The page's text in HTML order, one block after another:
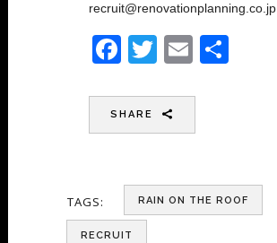
recruit@renovationplanning.co.jp
Facebook
TwitterEmail
SHARE
TAGS: RAIN ON THE ROOF
RECRUIT